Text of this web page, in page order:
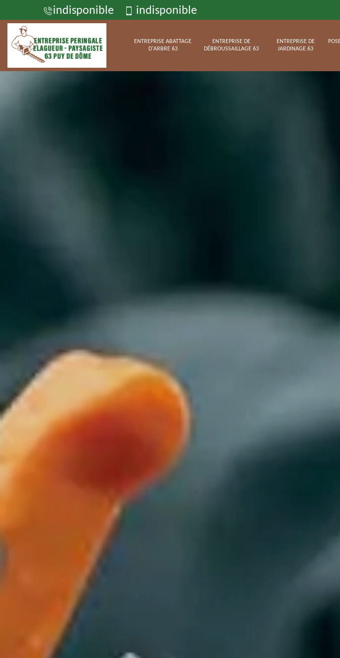
indisponible indisponible
ENTREPRISE ABATTAGE
D'ARBRE 63
ENTREPRISE DE
DÉBROUSSAILLAGE 63
ENTREPRISE DE
JARDINAGE 63